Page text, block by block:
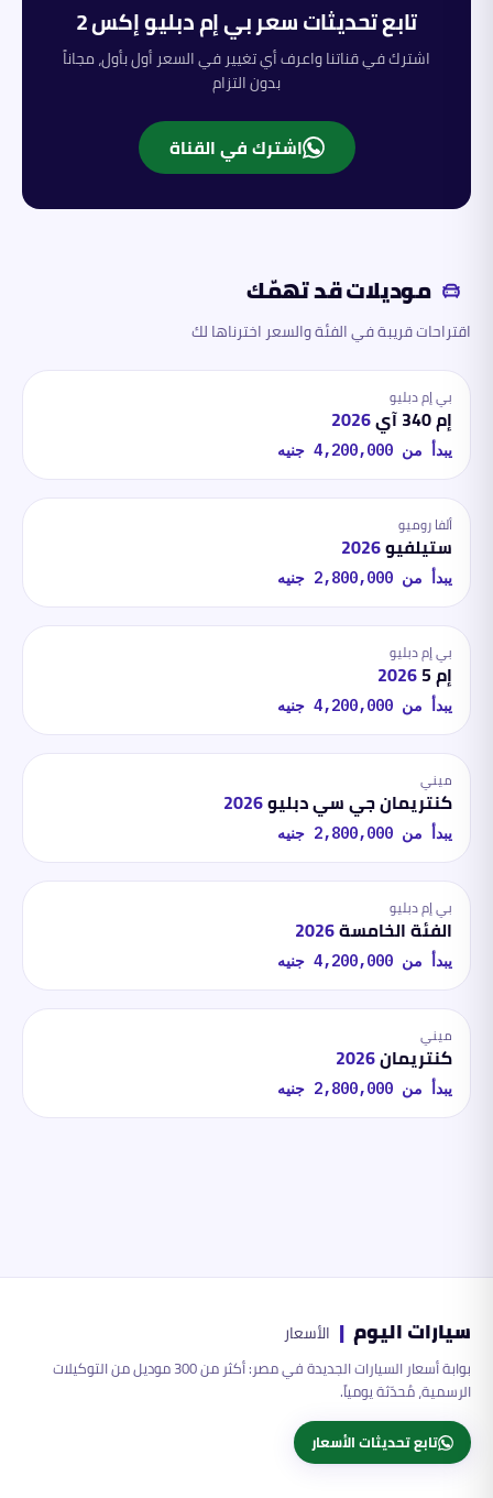
تابع تحديثات سعربي إم دبليوإكس 2
اشترك في قناتنا واعرف أي تغيير في السعر أول بأول، مجاناً
بدون التزام
اشترك في القناة
موديلات قد تهمّك
اقتراحات قريبة في الفئة والسعر اخترناها لك
بي إم دبليو
إم 340 آي 2026
يبدأ من 4,200,000 جنيه
ألفا روميو
ستيلفيو2026
يبدأ من 2,800,000 جنيه
بي إم دبليو
إم 5 2026
يبدأ من 4,200,000 جنيه
ميني
كنتريمان جي سي دبليو2026
يبدأ من 2,800,000 جنيه
بي إم دبليو
الفئة الخامسة2026
يبدأ من 4,200,000 جنيه
ميني
كنتريمان2026
يبدأ من 2,800,000 جنيه
سيارات اليوم | الأسعار
بوابة أسعار السيارات الجديدة في مصر: أكثر من 300 موديل من التوكيلات
الرسمية، مُحدّثة يومياً.
تابع تحديثات الأسعار